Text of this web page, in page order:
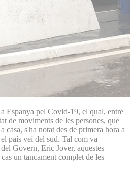
Espanya pel Covid-19, el qual, entre
de moviments de les persones, que
casa, s'ha notat des de primera hora a
país veí del sud. Tal com va
Govern, Eric Jover, aquestes
un tancament complet de les